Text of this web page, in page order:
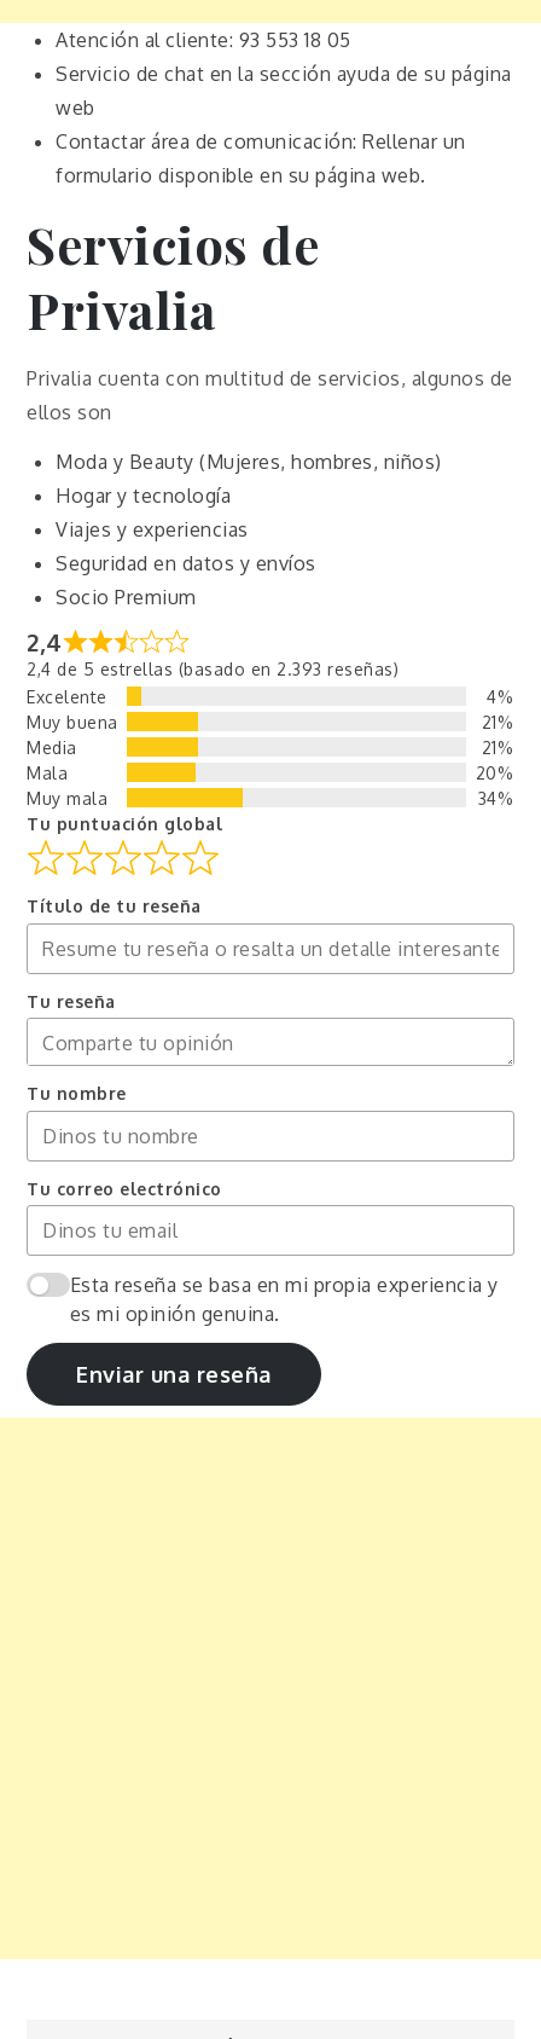
Atención al cliente: 93 553 18 05
Servicio de chat en la sección ayuda de su página
web
Contactar área de comunicación: Rellenar un
formulario disponible en su página web.
Servicios de
Privalia
Privalia cuenta con multitud de servicios, algunos de
ellos son
Moda y Beauty (Mujeres, hombres, niños)
Hogar y tecnología
Viajes y experiencias
Seguridad en datos y envíos
Socio Premium
2,4
2,4 de 5 estrellas (basado en 2.393 reseñas)
Excelente
4%
Muy buena
21%
Media
21%
Mala
20%
Muy mala
34%
Tu puntuación global
Título de tu reseña
Tu reseña
Tu nombre
Tu correo electrónico
Esta reseña se basa en mi propia experiencia y
es mi opinión genuina.
Enviar una reseña